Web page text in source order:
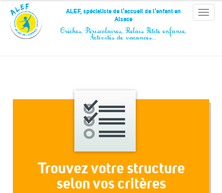
Panneau de gestion des cookies
Toggle
ALEF, spécialiste de l'accueil de l'enfant en
Alsace
Crèches, Périscolaires, Relais Petite enfance,
Activités de vacances…
Trouvez votre structure
selon vos critères